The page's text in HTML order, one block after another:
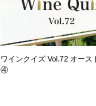
ワインクイズ Vol.72 オース
④